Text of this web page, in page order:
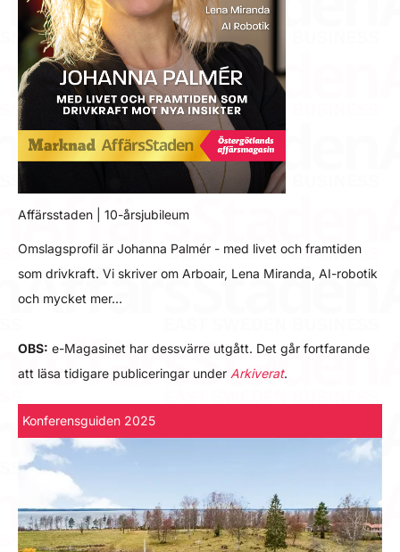
Affärsstaden | 10-årsjubileum
Omslagsprofil är Johanna Palmér - med livet och framtiden
som drivkraft. Vi skriver om Arboair, Lena Miranda, AI-robotik
och mycket mer…
OBS: e-Magasinet har dessvärre utgått. Det går fortfarande
att läsa tidigare publiceringar under Arkiverat.
Konferensguiden 2025